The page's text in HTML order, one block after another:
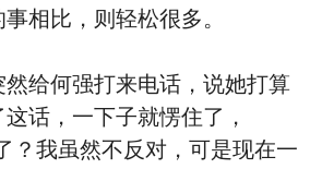
相比，则轻松很多。
给何强打来电话，说她打算
话，一下子就愣住了，
？我虽然不反对，可是现在一